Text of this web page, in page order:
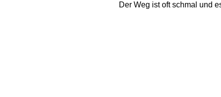
Der Weg ist oft schmal und